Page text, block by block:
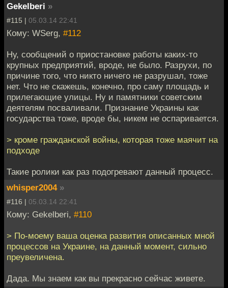
Gekelberi »
#115 | 05.03.14 22:41
Кому: WSerg, #112
Ну, сообщений о приостановке работы каких-то
крупных предприятий, вроде, не было. Разрухи, по
причине того, что никто ничего не разрушал, тоже
нет. Что не скажешь, конечно, про саму площадь и
прилегающие улицы. Ну и памятники советским
деятелям посваливали. Признание Украины как
государства тоже, вроде бы, никем не оспаривается.
> кроме гражданской войны, которая тоже маячит на
подходе
Такие ролики как раз подогревают данный процесс.
whisper2004 »
#116 | 05.03.14 22:41
Кому: Gekelberi, #110
> По-моему ваша оценка развития описанных мной
процессов на Украине, на данный момент, сильно
преувеличена.
Дада. Мы знаем как вы прекрасно сейчас живете.